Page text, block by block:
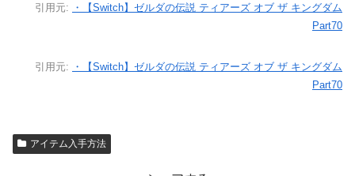
引用元:
・【Switch】ゼルダの伝説 ティアーズ オブ ザ キングダム
Part70
引用元:
・【Switch】ゼルダの伝説 ティアーズ オブ ザ キングダム
Part70
アイテム入手方法